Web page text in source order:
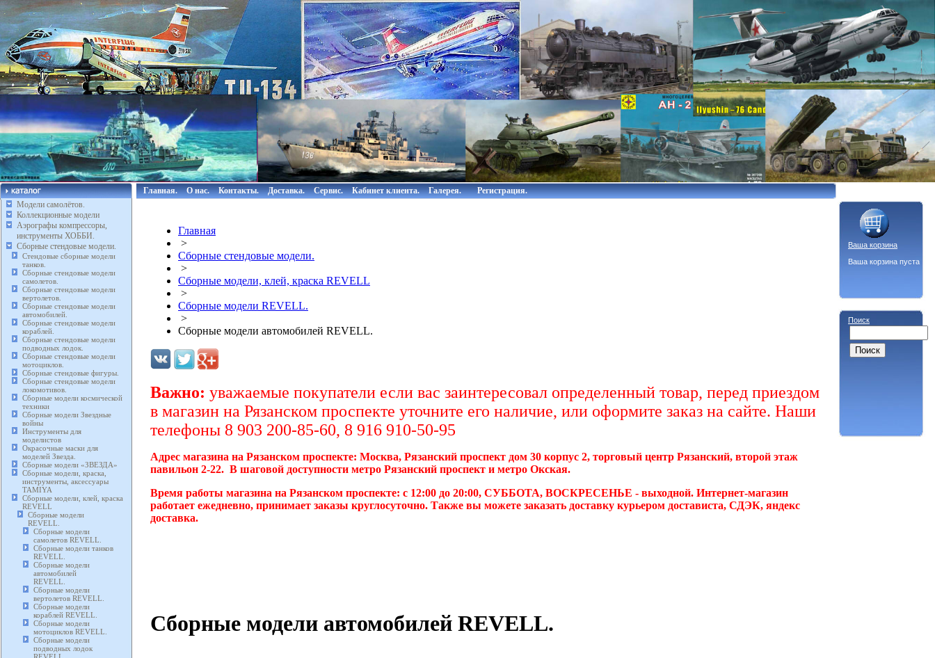
Модели самолётов.
Коллекционные модели
Аэрографы компрессоры,
инструменты ХОББИ.
Сборные стендовые модели.
Стендовые сборные модели
танков.
Сборные стендовые модели
самолетов.
Сборные стендовые модели
вертолетов.
Сборные стендовые модели
автомобилей.
Сборные стендовые модели
кораблей.
Сборные стендовые модели
подводных лодок.
Сборные стендовые модели
мотоциклов.
Сборные стендовые фигуры.
Сборные стендовые модели
локомотивов.
Сборные модели космической
техники
Сборные модели Звездные
войны
Инструменты для
моделистов
Окрасочные маски для
моделей Звезда.
Сборные модели «ЗВЕЗДА»
Сборные модели, краска,
инструменты, аксессуары
TAMIYA
Сборные модели, клей, краска
REVELL
Сборные модели
REVELL.
Сборные модели
самолетов REVELL.
Сборные модели танков
REVELL.
Сборные модели
автомобилей
REVELL.
Сборные модели
вертолетов REVELL.
Сборные модели
кораблей REVELL.
Сборные модели
мотоциклов REVELL.
Сборные модели
подводных лодок
Главная. О нас. Контакты. Доставка. Сервис. Кабинет клиента. Галерея. Регистрация.
Главная
>
Сборные стендовые модели.
>
Сборные модели, клей, краска REVELL
>
Сборные модели REVELL.
>
Сборные модели автомобилей REVELL.
Важно: уважаемые покупатели если вас заинтересовал определенный товар, перед приездом
в магазин на Рязанском проспекте уточните его наличие, или оформите заказ на сайте. Наши
телефоны 8 903 200-85-60, 8 916 910-50-95
Адрес магазина на Рязанском проспекте: Москва, Рязанский проспект дом 30 корпус 2, торговый центр Рязанский, второй этаж
павильон 2-22. В шаговой доступности метро Рязанский проспект и метро Окская.
Время работы магазина на Рязанском проспекте: с 12:00 до 20:00, СУББОТА, ВОСКРЕСЕНЬЕ - выходной. Интернет-магазин
работает ежедневно, принимает заказы круглосуточно. Также вы можете заказать доставку курьером достависта, СДЭК, яндекс
доставка.
Сборные модели автомобилей REVELL.
Ваша корзина
Ваша корзина пуста
Поиск